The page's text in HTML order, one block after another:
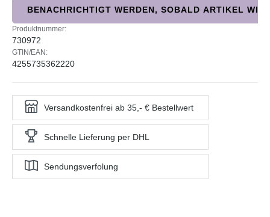
BENACHRICHTIGT WERDEN, SOBALD ARTIKEL
Produktnummer:
730972
GTIN/EAN:
4255735362220
Versandkostenfrei ab 35,- € Bestellwert
Schnelle Lieferung per DHL
Sendungsverfolung